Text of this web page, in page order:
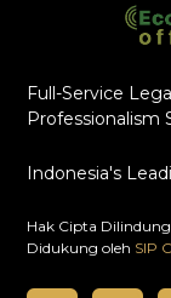
Full-Service
Professionalism
Indonesia's
Hak Cipta
Didukung oleh SIP